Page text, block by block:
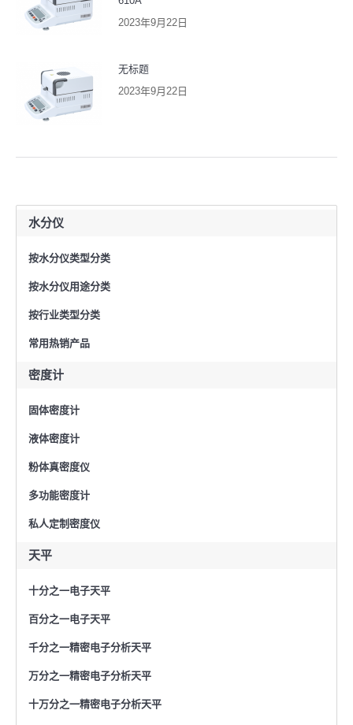
2023年9月22日
无标题
2023年9月22日
水分仪
按水分仪类型分类
按水分仪用途分类
按行业类型分类
常用热销产品
密度计
固体密度计
液体密度计
粉体真密度仪
多功能密度计
私人定制密度仪
天平
十分之一电子天平
百分之一电子天平
千分之一精密电子分析天平
万分之一精密电子分析天平
十万分之一精密电子分析天平